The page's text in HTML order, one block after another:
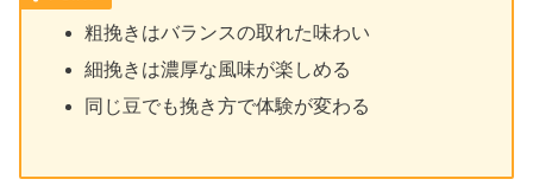
粗挽きはバランスの取れた味わい
細挽きは濃厚な風味が楽しめる
同じ豆でも挽き方で体験が変わる